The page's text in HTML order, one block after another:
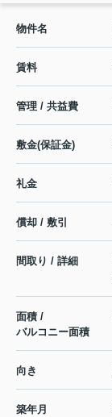
物件名
賃料
管理 / 共益費
敷金(保証金)
礼金
償却 / 敷引
間取り / 詳細
面積 /
バルコニー面積
向き
築年月